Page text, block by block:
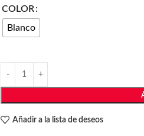
COLOR
Blanco
Añadir a la lista de deseos